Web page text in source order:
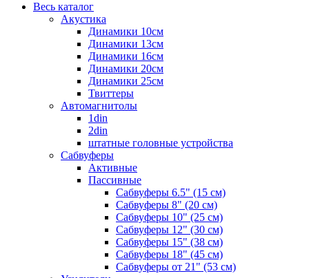
Весь каталог
Акустика
Динамики 10см
Динамики 13см
Динамики 16см
Динамики 20см
Динамики 25см
Твиттеры
Автомагнитолы
1din
2din
штатные головные устройства
Сабвуферы
Активные
Пассивные
Сабвуферы 6.5" (15 см)
Сабвуферы 8" (20 см)
Сабвуферы 10" (25 см)
Сабвуферы 12" (30 см)
Сабвуферы 15" (38 см)
Сабвуферы 18" (45 см)
Сабвуферы от 21" (53 см)